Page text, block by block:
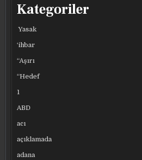
Kategoriler
Yasak
‘ihbar
“Aşırı
“Hedef
1
ABD
acı
açıklamada
adana